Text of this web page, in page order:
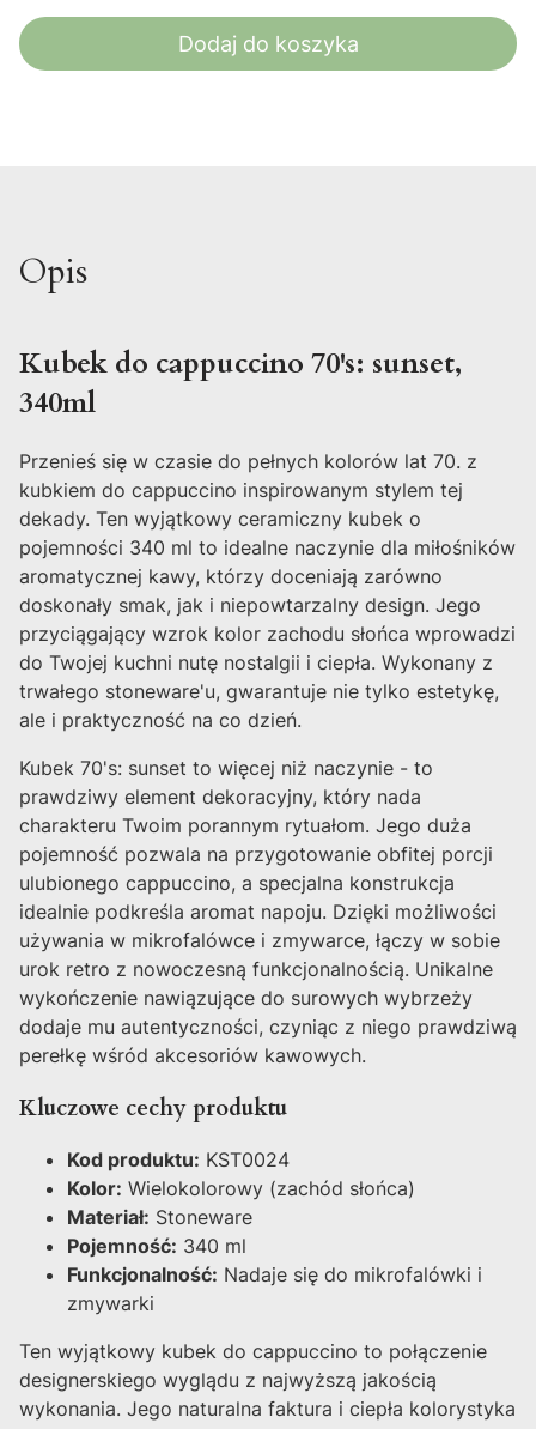
Dodaj do koszyka
Opis
Kubek do cappuccino 70's: sunset,
340ml
Przenieś się w czasie do pełnych kolorów lat 70. z
kubkiem do cappuccino inspirowanym stylem tej
dekady. Ten wyjątkowy ceramiczny kubek o
pojemności 340 ml to idealne naczynie dla miłośników
aromatycznej kawy, którzy doceniają zarówno
doskonały smak, jak i niepowtarzalny design. Jego
przyciągający wzrok kolor zachodu słońca wprowadzi
do Twojej kuchni nutę nostalgii i ciepła. Wykonany z
trwałego stoneware'u, gwarantuje nie tylko estetykę,
ale i praktyczność na co dzień.
Kubek 70's: sunset to więcej niż naczynie - to
prawdziwy element dekoracyjny, który nada
charakteru Twoim porannym rytuałom. Jego duża
pojemność pozwala na przygotowanie obfitej porcji
ulubionego cappuccino, a specjalna konstrukcja
idealnie podkreśla aromat napoju. Dzięki możliwości
używania w mikrofalówce i zmywarce, łączy w sobie
urok retro z nowoczesną funkcjonalnością. Unikalne
wykończenie nawiązujące do surowych wybrzeży
dodaje mu autentyczności, czyniąc z niego prawdziwą
perełkę wśród akcesoriów kawowych.
Kluczowe cechy produktu
Kod produktu: KST0024
Kolor: Wielokolorowy (zachód słońca)
Materiał: Stoneware
Pojemność: 340 ml
Funkcjonalność: Nadaje się do mikrofalówki i
zmywarki
Ten wyjątkowy kubek do cappuccino to połączenie
designerskiego wyglądu z najwyższą jakością
wykonania. Jego naturalna faktura i ciepła kolorystyka